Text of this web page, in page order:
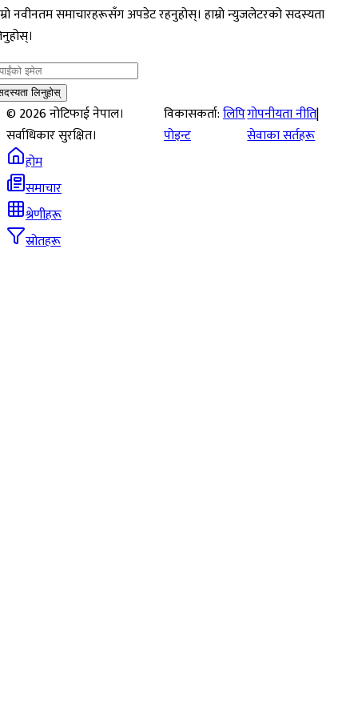
नवीनतम समाचारहरूसँग अपडेट रहनुहोस्। हाम्रो न्युजलेटरको सदस्यता
लिनुहोस्
©2026नोटिफाई नेपाल।
सर्वाधिकार सुरक्षित।
विकासकर्ता:लिपि
पोइन्ट
गोपनीयता नीति|
सेवाका सर्तहरू
होम
समाचार
श्रेणीहरू
स्रोतहरू